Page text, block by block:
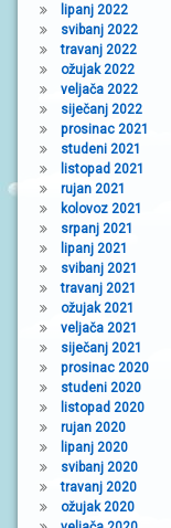
lipanj 2022
svibanj 2022
travanj 2022
ožujak 2022
veljača 2022
siječanj 2022
prosinac 2021
studeni 2021
listopad 2021
rujan 2021
kolovoz 2021
srpanj 2021
lipanj 2021
svibanj 2021
travanj 2021
ožujak 2021
veljača 2021
siječanj 2021
prosinac 2020
studeni 2020
listopad 2020
rujan 2020
lipanj 2020
svibanj 2020
travanj 2020
ožujak 2020